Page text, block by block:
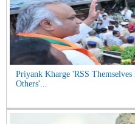
Priyank Kharge 'RSS
Others'...